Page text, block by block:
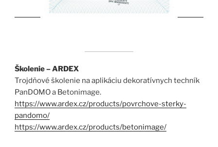
Školenie – ARDEX
Trojdňové školenie na aplikáciu dekoratívnych techník
PanDOMO a Betonimage.
https://www.ardex.cz/products/povrchove-sterky-
pandomo/
https://www.ardex.cz/products/betonimage/